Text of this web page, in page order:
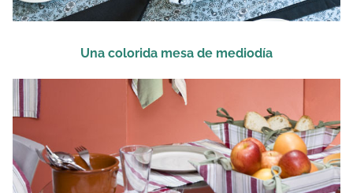
Una colorida mesa de mediodía